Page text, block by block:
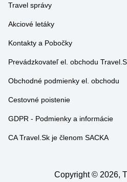
Akciové letáky
Kontakty a Pobočky
Prevádzkovateľ el. obchodu Travel.Sk
Obchodné podmienky el. obchodu
Cestovné poistenie
GDPR - Podmienky a informácie
CA Travel.Sk je členom SACKA